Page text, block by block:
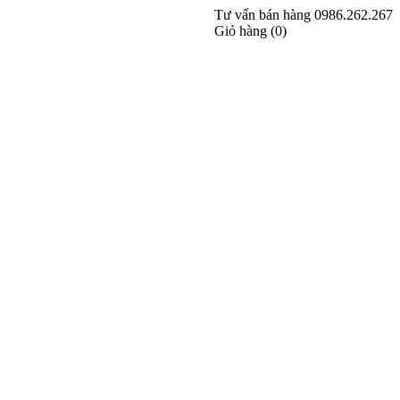
Tư vấn bán hàng 0986.262.267
Giỏ hàng (0)